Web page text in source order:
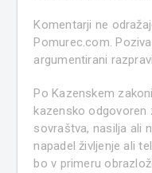
Komentarji ne
Pomurec.com.
argumentirani
Po Kazenskem
kazensko odgovoren
sovraštva, nasilja ali
napadel življenje ali
bo v primeru